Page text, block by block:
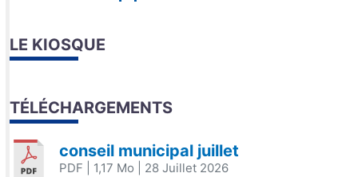
LE KIOSQUE
TÉLÉCHARGEMENTS
conseil municipal juillet
PDF | 1,17 Mo | 28 Juillet 2026